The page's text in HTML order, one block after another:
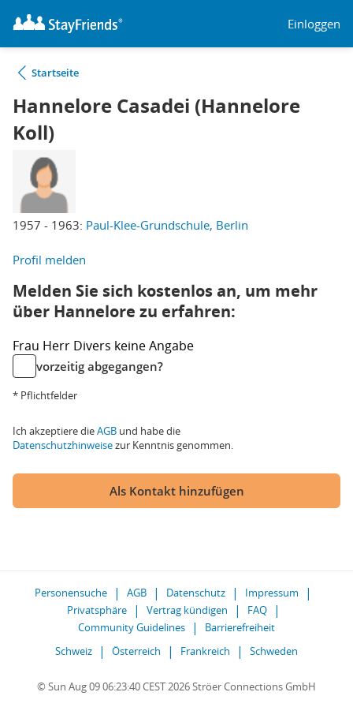
Einloggen
Startseite
Hannelore Casadei (Hannelore
Koll)
1957 - 1963: Paul-Klee-Grundschule, Berlin
Profil melden
Melden Sie sich kostenlos an, um mehr
über Hannelore zu erfahren:
Frau Herr Divers keine Angabe
vorzeitig abgegangen?
* Pflichtfelder
Ich akzeptiere dieAGB und habe die
Datenschutzhinweisezur Kenntnis genommen.
Als Kontakt hinzufügen
Personensuche AGB Datenschutz
Impressum
Privatsphäre
Vertrag kündigen
FAQ
Community Guidelines
Barrierefreiheit
Schweiz
Österreich Frankreich Schweden
© Sun Aug 09 06:23:40 CEST 2026 Ströer Connections GmbH